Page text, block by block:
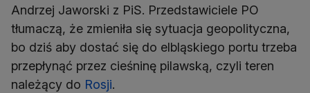
Andrzej Jaworski z PiS. Przedstawiciele PO
tłumaczą, że zmieniła się sytuacja geopolityczna,
bo dziś aby dostać się do elbląskiego portu trzeba
przepłynąć przez cieśninę pilawską, czyli teren
należący do Rosji.